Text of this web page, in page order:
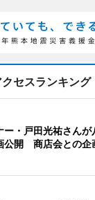
クセスランキング
ー・戸田光祐さんが
公開 商店会との企